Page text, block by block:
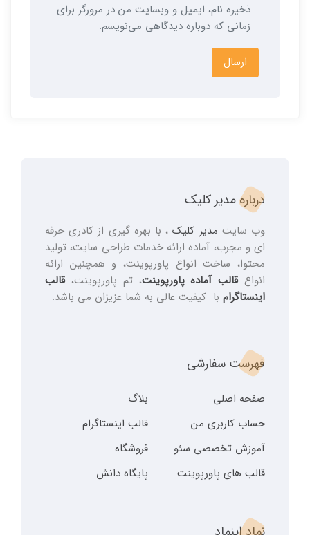
ذخیره نام، ایمیل و وبسایت من در مرورگر برای
زمانی که دوباره دیدگاهی می‌نویسم.
درباره مدیر کلیک
وب سایت مدیر کلیک، با بهره گیری از کادری حرفه
ای و مجرب، آماده ارائه خدمات طراحی سایت، تولید
محتوا، ساخت انواع پاورپوینت، و همچنین ارائه
انواعقالب آماده پاورپوینت، تم پاورپوینت،قالب
اینستاگرام با کیفیت عالی به شما عزیزان می باشد.
فهرست سفارشی
صفحه اصلی
بلاگ
حساب کاربری من
قالب اینستاگرام
آموزش تخصصی سئو
فروشگاه
قالب های پاورپوینت
پایگاه دانش